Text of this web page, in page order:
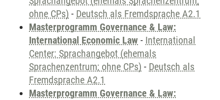
ohne CPs) - Deutsch als Fremdsprache A2.1
Masterprogramm Governance & Law:
International Economic Law - International
Center: Sprachangebot (ehemals
Sprachenzentrum; ohne CPs) - Deutsch als
Fremdsprache A2.1
Masterprogramm Governance & Law: